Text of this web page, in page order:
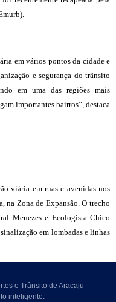
em vários pontos da cidade e
e segurança do trânsito
em uma das regiões mais
importantes bairros”, destaca
viária em ruas e avenidas nos
na Zona de Expansão. O trecho
Menezes e Ecologista Chico
em lombadas e linhas
e Trânsito de Aracaju —
inteligente.